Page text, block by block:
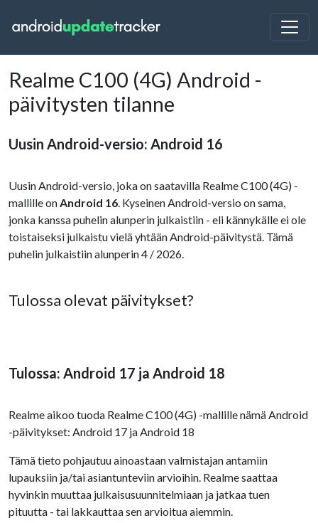
Realme C100 (4G) Android -
päivitysten tilanne
Uusin Android-versio: Android 16
Uusin Android-versio, joka on saatavilla Realme C100 (4G) -
mallille onAndroid 16. Kyseinen Android-versio on sama,
jonka kanssa puhelin alunperin julkaistiin - eli kännykälle ei ole
toistaiseksi julkaistu vielä yhtään Android-päivitystä. Tämä
puhelin julkaistiin alunperin 4 / 2026.
Tulossa olevat päivitykset?
Tulossa: Android 17 ja Android 18
Realme aikoo tuoda Realme C100 (4G) -mallille nämä Android
-päivitykset: Android 17 ja Android 18
Tämä tieto pohjautuu ainoastaan valmistajan antamiin
lupauksiin ja/tai asiantunteviin arvioihin. Realme saattaa
hyvinkin muuttaa julkaisusuunnitelmiaan ja jatkaa tuen
pituutta - tai lakkauttaa sen arvioitua aiemmin.